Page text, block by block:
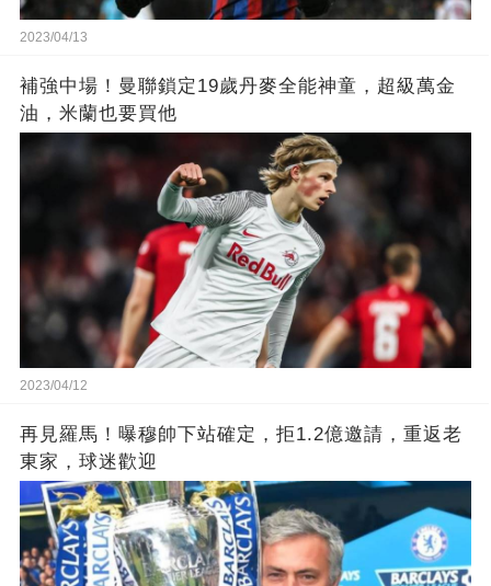
2023/04/13
補強中場！曼聯鎖定19歲丹麥全能神童，超級萬金
油，米蘭也要買他
2023/04/12
再見羅馬！曝穆帥下站確定，拒1.2億邀請，重返老
東家，球迷歡迎